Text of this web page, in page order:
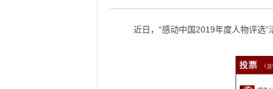
近日，“感动中国2019年度人物评选